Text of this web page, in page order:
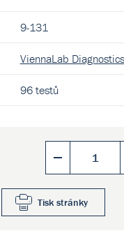
9-131
ViennaLab
96 testů
Tisk stránky